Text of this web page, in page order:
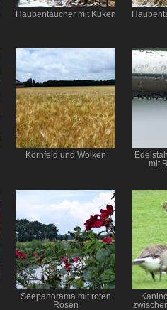
Haubentaucher mit Küken
Kornfeld und Wolken
mit
Seepanorama mit roten
Rosen